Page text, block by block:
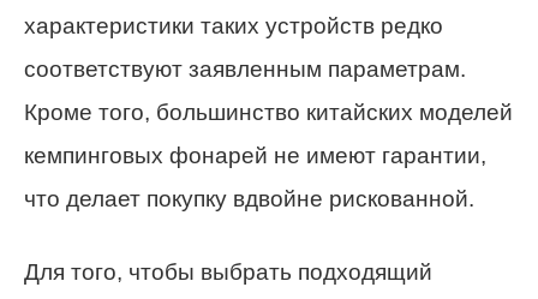
характеристики таких устройств редко
соответствуют заявленным параметрам.
Кроме того, большинство китайских моделей
кемпинговых фонарей не имеют гарантии,
что делает покупку вдвойне рискованной.
Для того, чтобы выбрать подходящий